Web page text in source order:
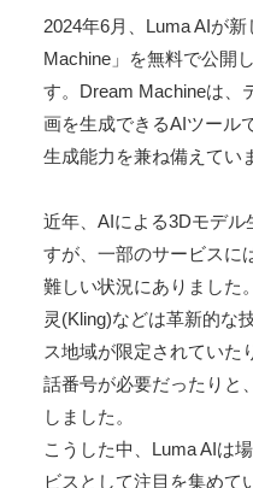
2024年6月、Luma AIが
Machine」を無料で公開
す。Dream Machineは、
画を生成できるAIツール
生成能力を兼ね備えてい
近年、AIによる3Dモデル
すが、一部のサービスに
難しい状況にありました
灵(Kling)などは革新的な
ス地域が限定されていた
話番号が必要だったりと
しました。
こうした中、Luma AIは
ビスとして注目を集めて